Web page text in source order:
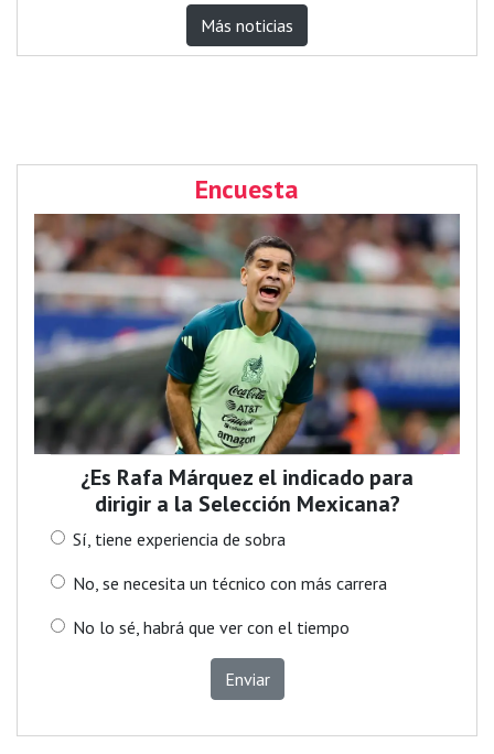
Más noticias
Encuesta
¿Es Rafa Márquez el indicado para
dirigir a la Selección Mexicana?
Sí, tiene experiencia de sobra
No, se necesita un técnico con más carrera
No lo sé, habrá que ver con el tiempo
Enviar